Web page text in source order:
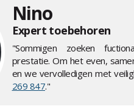
Nino
Expert toebehoren
"Sommigen zoeken
prestatie. Om het even,
en we vervolledigen met
269 847."